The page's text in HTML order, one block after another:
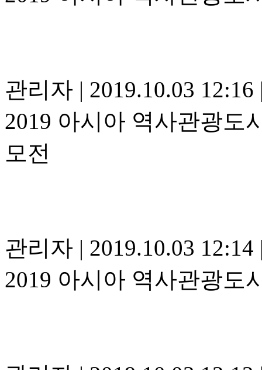
관리자 | 2019.10.03 12:16
2019 아시아 역사관광도
모전
관리자 | 2019.10.03 12:14
2019 아시아 역사관광도